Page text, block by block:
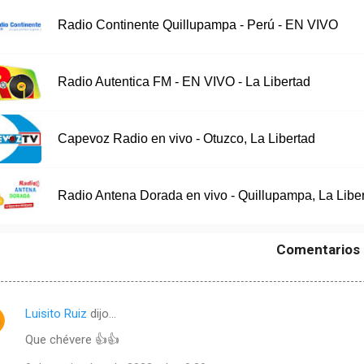
Radio Continente Quillupampa - Perú - EN VIVO
Radio Autentica FM - EN VIVO - La Libertad
Capevoz Radio en vivo - Otuzco, La Libertad
Radio Antena Dorada en vivo - Quillupampa, La
Comentarios
Luisito Ruiz dijo…
Que chévere 👍👍